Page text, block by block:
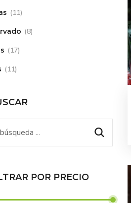
11
8
17
11
POR PRECIO